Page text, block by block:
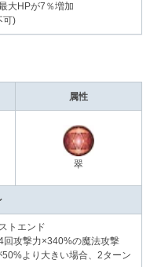
大HPが7％増加
可)
属性
翠
トエンド
回攻撃力×340%の魔法攻撃
50%より大きい場合、2ターン